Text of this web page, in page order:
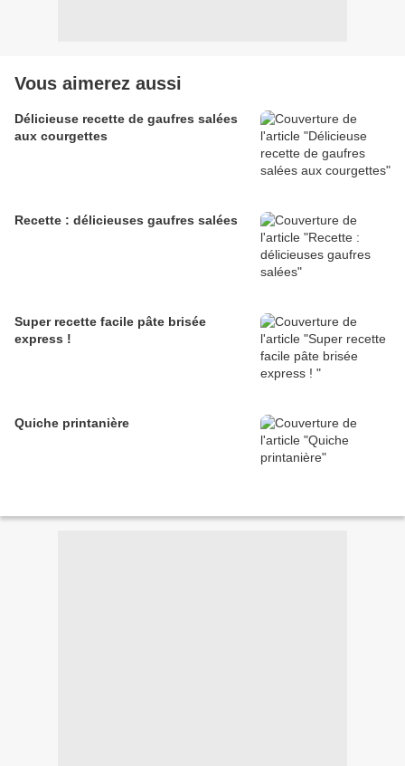
Vous aimerez aussi
Délicieuse recette de gaufres salées
aux courgettes
Recette : délicieuses gaufres salées
Super recette facile pâte brisée
express !
Quiche printanière